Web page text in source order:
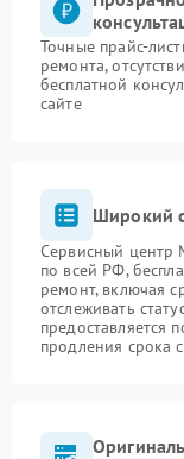
Точные прайс-
ремонта,
бесплатной
сайте
Широкий
Сервисный центр
по всей РФ,
ремонт, включая
отслеживать
предоставляется
продления срока